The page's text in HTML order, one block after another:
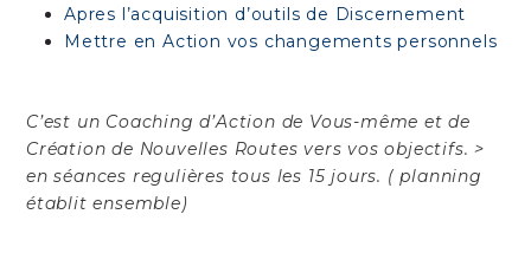
Apres l’acquisition d’outils de Discernement
Mettre en Action vos changements personnels
C’est un Coachingd’Action de Vous-même et de
Création de Nouvelles Routesvers vos objectifs. >
en séances regulières tous les 15 jours. ( planning
établit ensemble)